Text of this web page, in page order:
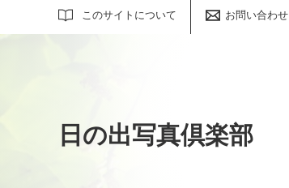
このサイトについて お問い合わせ
サイト内検索
日の出写真倶楽部